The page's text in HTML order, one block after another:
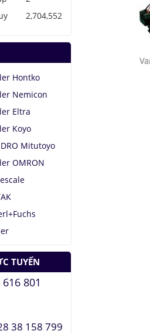
đạn xuyên
bằng bọt kim
thăng trầm
tuệ nhân tạo
hình ảnh kỹ
trong ADN
2,704,552
Hontko
Nemicon
Eltra
Koyo
Mitutoyo
OMRON
TUYẾN
801
38 158 799